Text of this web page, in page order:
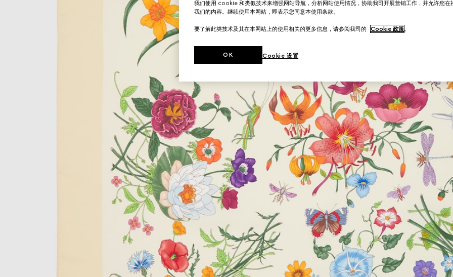
我们使用 cookie 和类似技术来增强网站导航，分析网站使用情况，协助我司开展营销工作，并允许您在
我们的内容。继续使用本网站，即表示您同意本使用条款。
要了解此类技术及其在本网站上的使用相关的更多信息，请参阅我司的 Cookie 政策。
Cookie 设置
OK